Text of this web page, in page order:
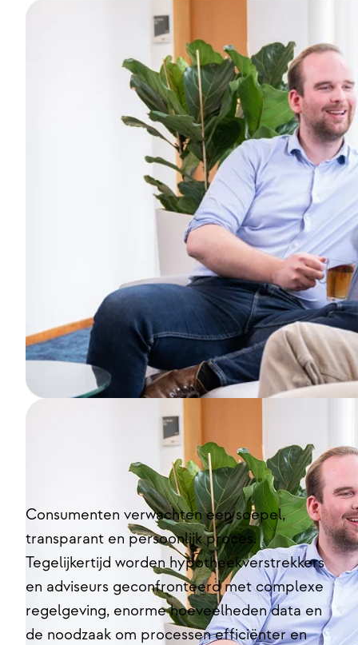
Consumenten verwachten een soepel,
transparant en persoonlijk proces.
Tegelijkertijd worden hypotheekverstrekkers
en adviseurs geconfronteerd met complexe
regelgeving, enorme hoeveelheden data en
de noodzaak om processen efficiënter en